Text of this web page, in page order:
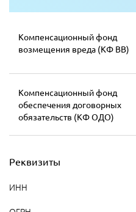
Компенсационный фонд
возмещения вреда (КФ ВВ)
Компенсационный фонд
обеспечения договорных
обязательств (КФ ОДО)
Реквизиты
ИНН